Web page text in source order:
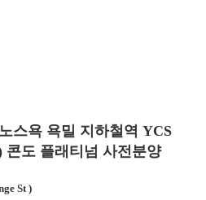
스욕 욕밀 지하철역 YCS
콘도 플래티넘 사전분양
St )